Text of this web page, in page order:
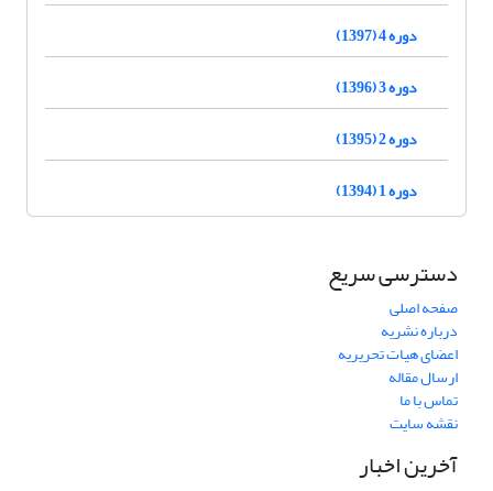
دوره 4 (1397)
دوره 3 (1396)
دوره 2 (1395)
دوره 1 (1394)
دسترسی سریع
صفحه اصلی
درباره نشریه
اعضای هیات تحریریه
ارسال مقاله
تماس با ما
نقشه سایت
آخرین اخبار